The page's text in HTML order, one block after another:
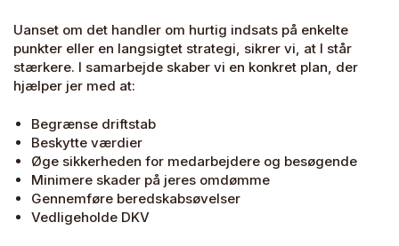
Uanset om det handler om hurtig indsats på enkelte
punkter eller en langsigtet strategi, sikrer vi, at I står
stærkere. I samarbejde skaber vi en konkret plan, der
hjælper jer med at:
Begrænse driftstab
Beskytte værdier
Øge sikkerheden for medarbejdere og besøgende
Minimere skader på jeres omdømme
Gennemføre beredskabsøvelser
Vedligeholde DKV